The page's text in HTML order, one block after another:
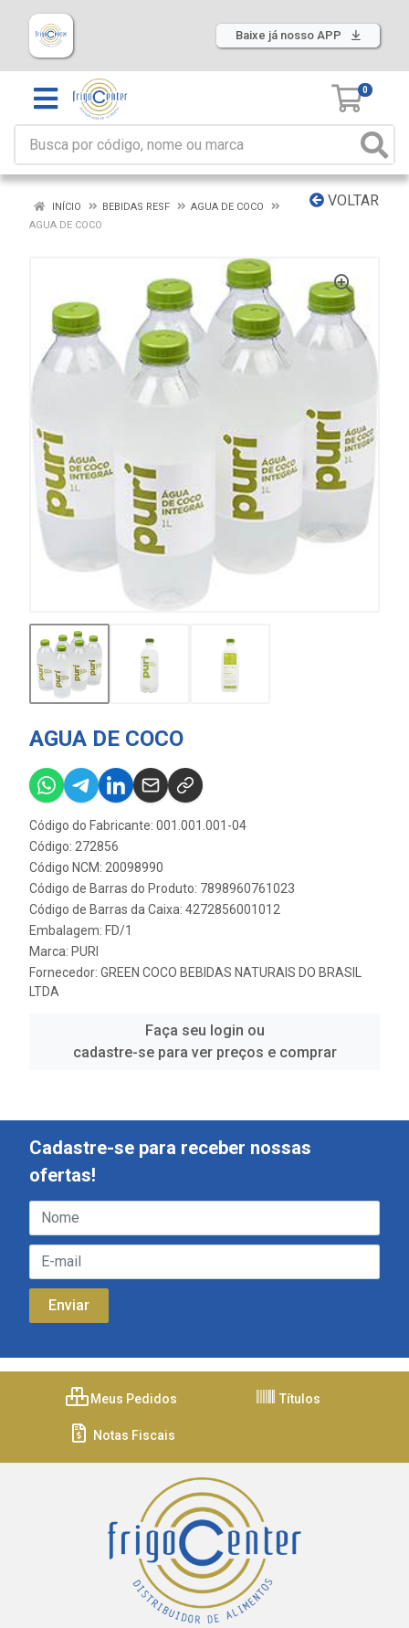
Baixe já nosso APP
0
VOLTAR
INÍCIO BEBIDAS RESF
AGUA DE COCO
AGUA DE COCO
AGUA DE COCO
Código do Fabricante: 001.001.001-04
Código: 272856
Código NCM: 20098990
Código de Barras do Produto: 7898960761023
Código de Barras da Caixa: 4272856001012
Embalagem: FD/1
Marca: PURI
Fornecedor: GREEN COCO BEBIDAS NATURAIS DO BRASIL
LTDA
Faça seu login ou
cadastre-se para ver preços e comprar
Cadastre-se para receber nossas
ofertas!
Meus Pedidos Títulos
Notas Fiscais